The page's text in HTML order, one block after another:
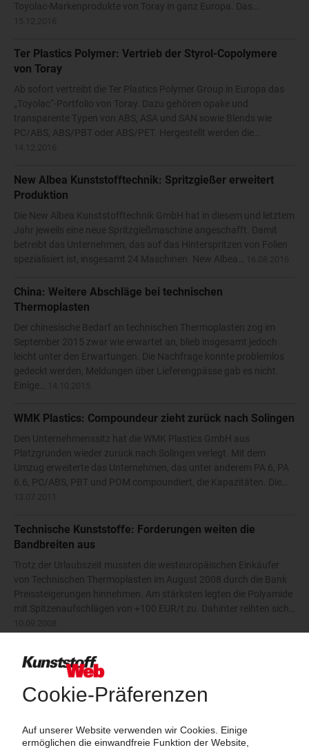
Toyolac-Markenprodukte von Toray in ganz Europa. Das…
Ter Plastics Polymer: Vertrieb der Styrol-Copolymere
von Toray
Ab sofort vertreibt die Ter Plastics Polymer Group in Europa das
„Toyolac“-Portfolio von Toray. Dazu gehören opake und
transparente Typen von ABS, ASA und SAN sowie Blends wie
PC/ABS, ABS/PBT oder ABS/PET. Hergestellt werden die…
New Albea Kunststofftechnik: Spritzgießer erweitert
Produktion
Die New Albea Kunststofftechnik GmbH hat in diesem und letztem
Jahr jeweils eine neue Spritzgießmaschine angeschafft. Damit
betreibt das Unternehmen, das auf das Hinterspritzen von Folien
spezialisiert ist, insgesamt 24 Maschinen. New Albea…
China: Weitere Abschläge bei technischen
Thermoplasten
Der chinesische Bedarf an technischen Thermoplasten zog im
September 2015 zwar wie erwartet an, blieb insgesamt jedoch
leicht unter den Erwartungen. Die Nachfrage konnte problemlos
gedeckt werden, Meldungen über Lieferengpässe gab es nicht.
Einige…
WMK Plastics: Compoundeur zieht zurück nach Solingen
Den Unternehmenssitz hat die WMK Plastics GmbH aus
Platzgründen wieder zurück nach Solingen verlegt. Mit dem
Umzug erweiterte das Unternehmen, das unter anderem PA 6, PA
6.6, PC/ABS, PBT und POM compoundiert, die Kapazitäten. Die…
Technische Kunststoffe: Forderungen weiten die
Bandbreiten aus
Trotz der Urlaubszeit mussten die westeuropäischen Einkäufer
von Technischen Thermoplasten im August 2008 durch die Bank
Preissteigerungen hinnehmen. Am stärksten legten die Polyamide
mit Spitzenaufschlägen von +100 EUR/t zu. Dahinter reihten sich…
Technische Thermoplaste: Einige Erhöhungen in
Westeuropa
Im Gegensatz zum ruhigen Dezember war der Januar 2006 bei
guten Bestelleingang vom ersten bis zum letzten Arbeitstag. Bei